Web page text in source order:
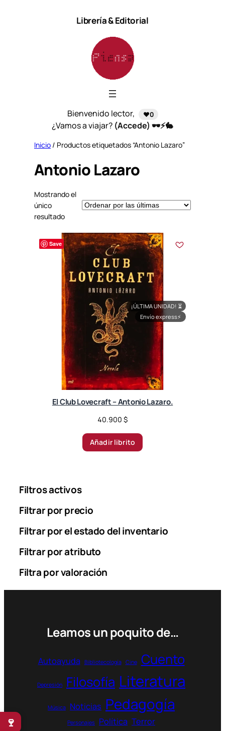
Librería & Editorial
Bienvenido lector, ❤️0
¿Vamos a viajar? (Accede) 🕶️⚡🐇
Inicio / Productos etiquetados “Antonio Lazaro”
Antonio Lazaro
Mostrando el
único
resultado
Save
¡ÚLTIMA UNIDAD! ⏳
Envío express⚡
El Club Lovecraft – Antonio Lazaro.
40.900 $
Añadir librito
Filtros activos
Filtrar por precio
Filtrar por el estado del inventario
Filtrar por atributo
Filtra por valoración
Leamos un poquito de…
Autoayuda Bibliotecología Cine Cuento
Depresión Filosofía Literatura
Música Noticias Pedagogía
Personajes Política Terror
🍷